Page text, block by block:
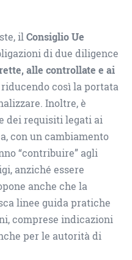
ilConsiglio Ue
di due diligence
alle controllate e ai
riducendo così la portata
Inoltre, è
dei requisiti legati ai
con un cambiamento
“contribuire” agli
anziché essere
anche che la
linee guida pratiche
comprese indicazioni
per le autorità di